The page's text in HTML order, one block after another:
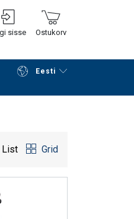
sisse Ostukorv
Eesti
ostukorvi
List Grid